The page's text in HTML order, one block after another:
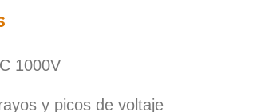
1000V
y picos de voltaje